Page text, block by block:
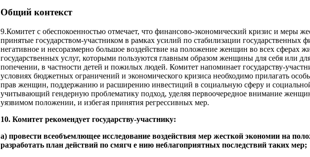
Общий контекст
9.Комитет с обеспокоенностью отмечает, что финансово-экономический кризис и меры
принятые государством-участником в рамках усилий по стабилизации государственных
негативное и несоразмерно большое воздействие на положение женщин во всех сферах
государственных услуг, которыми пользуются главным образом женщины для себя или
попечении, в частности детей и пожилых людей. Комитет напоминает государству-
условиях бюджетных ограничений и экономического кризиса необходимо прилагать
прав женщин, поддержанию и расширению инвестиций в социальную сферу и
учитывающий гендерную проблематику подход, уделяя первоочередное внимание
уязвимом положении, и избегая принятия регрессивных мер.
10. Комитет рекомендует государству-участнику:
a) провести всеобъемлющее исследование воздействия мер жесткой экономии на
разработать план действий по смягч е нию неблагоприятных последствий таких мер;